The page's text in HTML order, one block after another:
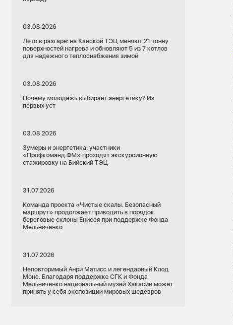
03.08.2026
Лето в разгаре: на Канской ТЭЦ меняют 21 тонну
поверхностей нагрева и обновляют 5 из 7 котлов
для надежного теплоснабжения зимой
03.08.2026
Почему молодёжь выбирает энергетику? Из
первых уст
03.08.2026
Зумеры и энергетика: участники
«Профкоманд.ФМ» проходят экскурсионную
стажировку на Бийский ТЭЦ
31.07.2026
Команда проекта «Чистые скалы. Безопасный
маршрут» продолжает приводить в порядок
береговые склоны Енисея при поддержке Фонда
Мельниченко
31.07.2026
Неповторимый Анри Матисс и легендарный Клод
Моне. Благодаря поддержке СГК и Фонда
Мельниченко национальный музей Хакасии может
принять у себя экспозиции мировых шедевров